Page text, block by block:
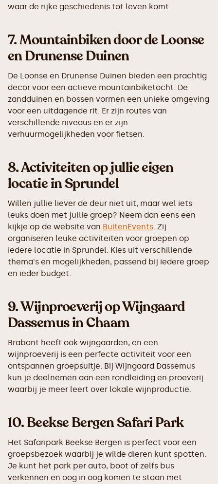
waar de rijke geschiedenis tot leven komt.
7.Mountainbiken door de Loonse
en Drunense Duinen
De Loonse en Drunense Duinen bieden een prachtig
decor voor een actieve mountainbiketocht. De
zandduinen en bossen vormen een unieke omgeving
voor een uitdagende rit. Er zijn routes van
verschillende niveaus en er zijn
verhuurmogelijkheden voor fietsen.
8. Activiteiten op jullie eigen
locatie in Sprundel
Willen jullie liever de deur niet uit, maar wel iets
leuks doen met jullie groep? Neem dan eens een
kijkje op de website van BuitenEvents. Zij
organiseren leuke activiteiten voor groepen op
iedere locatie in Sprundel. Kies uit verschillende
thema's en mogelijkheden, passend bij iedere groep
en ieder budget.
9.Wijnproeverij op Wijngaard
Dassemus in Chaam
Brabant heeft ook wijngaarden, en een
wijnproeverij is een perfecte activiteit voor een
ontspannen groepsuitje. Bij Wijngaard Dassemus
kun je deelnemen aan een rondleiding en proeverij
waarbij je meer leert over lokale wijnproductie.
10.Beekse Bergen Safari Park
Het Safaripark Beekse Bergen is perfect voor een
groepsbezoek waarbij je wilde dieren kunt spotten.
Je kunt het park per auto, boot of zelfs bus
verkennen en oog in oog komen te staan met